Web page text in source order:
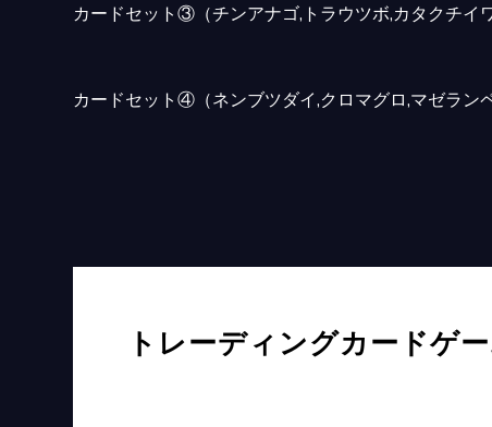
カードセット③（チンアナゴ,トラウツボ,カタクチイ
カードセット④（ネンブツダイ,クロマグロ,マゼラン
トレーディングカードゲ